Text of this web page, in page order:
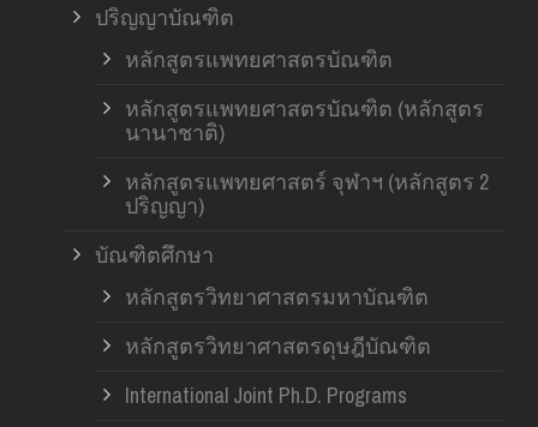
ปริญญาบัณฑิต
หลักสูตรแพทยศาสตรบัณฑิต
หลักสูตรแพทยศาสตรบัณฑิต (หลักสูตร
นานาชาติ)
หลักสูตรแพทยศาสตร์ จุฬาฯ (หลักสูตร 2
ปริญญา)
บัณฑิตศึกษา
หลักสูตรวิทยาศาสตรมหาบัณฑิต
หลักสูตรวิทยาศาสตรดุษฎีบัณฑิต
International Joint Ph.D. Programs